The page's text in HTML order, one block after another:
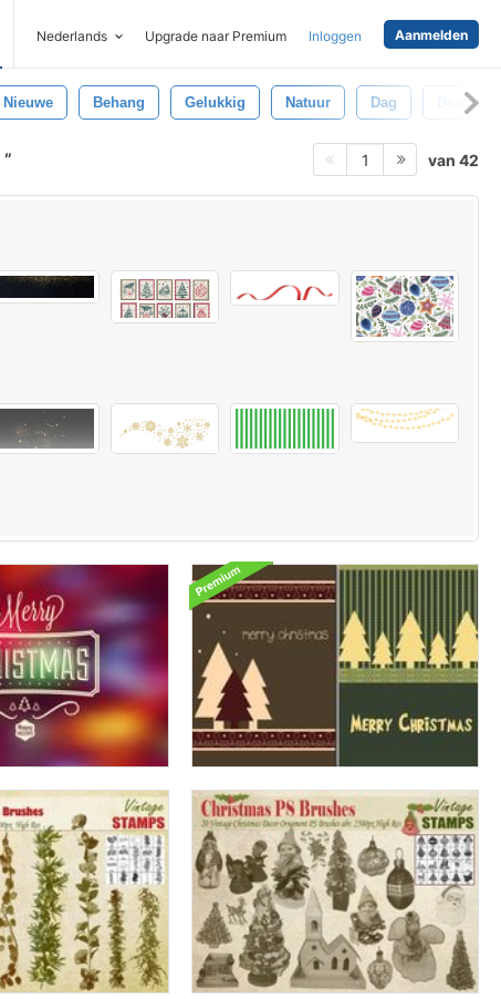
Nederlands Upgrade naar Premium Inloggen Aanmelden
Nieuwe Behang Gelukkig Natuur Dag Decoratie
1 van 42